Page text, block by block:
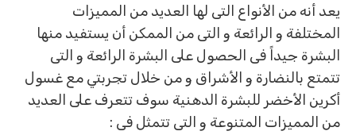
يعد أنه من الأنواع التى لها العديد من المميزات
المختلفة و الرائعة و التى من الممكن أن يستفيد منها
البشرة جيداً فى الحصول على البشرة الرائعة و التى
تتمتع بالنضارة و الأشراق و من خلال تجربتي مع غسول
أكرين الأخضر للبشرة الدهنية سوف تتعرف على العديد
من المميزات المتنوعة و التى تتمثل فى :